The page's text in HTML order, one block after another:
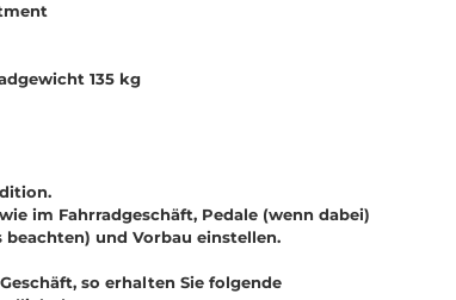
135 kg
im Fahrradgeschäft, Pedale (wenn dabei)
und Vorbau einstellen.
so erhalten Sie folgende